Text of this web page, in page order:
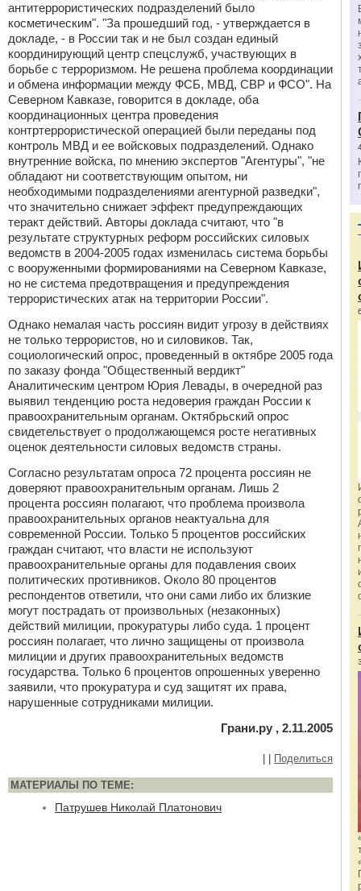
антитеррористических подразделений было
косметическим". "За прошедший год, - утверждается в
докладе, - в России так и не был создан единый
координирующий центр спецслужб, участвующих в
борьбе с терроризмом. Не решена проблема координации
и обмена информации между ФСБ, МВД, СВР и ФСО". На
Северном Кавказе, говорится в докладе, оба
координационных центра проведения
контртеррористической операцией были переданы под
контроль МВД и ее войсковых подразделений. Однако
внутренние войска, по мнению экспертов "Агентуры", "не
обладают ни соответствующим опытом, ни
необходимыми подразделениями агентурной разведки",
что значительно снижает эффект предупреждающих
теракт действий. Авторы доклада считают, что "в
результате структурных реформ российских силовых
ведомств в 2004-2005 годах изменилась система борьбы
с вооруженными формированиями на Северном Кавказе,
но не система предотвращения и предупреждения
террористических атак на территории России".
Однако немалая часть россиян видит угрозу в действиях
не только террористов, но и силовиков. Так,
социологический опрос, проведенный в октябре 2005 года
по заказу фонда "Общественный вердикт"
Аналитическим центром Юрия Левады, в очередной раз
выявил тенденцию роста недоверия граждан России к
правоохранительным органам. Октябрьский опрос
свидетельствует о продолжающемся росте негативных
оценок деятельности силовых ведомств страны.
Согласно результатам опроса 72 процента россиян не
доверяют правоохранительным органам. Лишь 2
процента россиян полагают, что проблема произвола
правоохранительных органов неактуальна для
современной России. Только 5 процентов российских
граждан считают, что власти не используют
правоохранительные органы для подавления своих
политических противников. Около 80 процентов
респондентов ответили, что они сами либо их близкие
могут пострадать от произвольных (незаконных)
действий милиции, прокуратуры либо суда. 1 процент
россиян полагает, что лично защищены от произвола
милиции и других правоохранительных ведомств
государства. Только 6 процентов опрошенных уверенно
заявили, что прокуратура и суд защитят их права,
нарушенные сотрудниками милиции.
Грани.ру , 2.11.2005
Поделиться
МАТЕРИАЛЫ ПО ТЕМЕ:
Патрушев Николай Платонович